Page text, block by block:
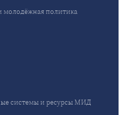
молодёжная политика
системы и ресурсы МИД